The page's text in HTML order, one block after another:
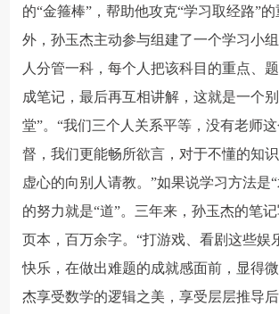
的“金箍棒”，帮助他攻克“学习取经路”
外，孙玉杰主动参与组建了一个学习小
人分管一科，每个人把该科目的重点、
成笔记，最后再互相讲解，这就是一个
堂”。“我们三个人关系平等，没有老师
督，我们更能畅所欲言，对于不懂的知
虚心的向别人请教。”如果说学习方法是
的努力就是“道”。三年来，孙玉杰的笔
页本，百万余字。“打游戏、看剧这些娱
快乐，在做出难题的成就感面前，显得
杰享受数学的逻辑之美，享受层层推导